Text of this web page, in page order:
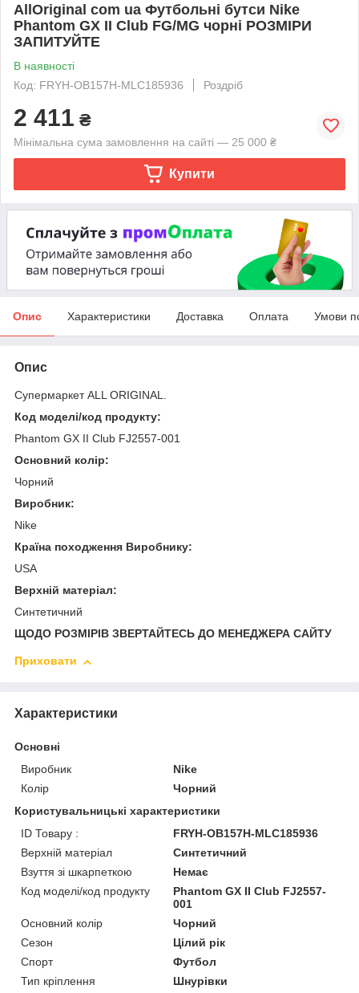
AllOriginal com ua Футбольні бутси Nike
Phantom GX II Club FG/MG чорні РОЗМІРИ
ЗАПИТУЙТЕ
В наявності
Код: FRYH-OB157H-MLC185936
Роздріб
2 411 ₴
Мінімальна сума замовлення на сайті — 25 000 ₴
Купити
Опис Характеристики Доставка Оплата Умови
Опис
Супермаркет ALL ORIGINAL.
Код моделі/код продукту:
Phantom GX II Club FJ2557-001
Основний колір:
Чорний
Виробник:
Nike
Країна походження Виробнику:
USA
Верхній матеріал:
Синтетичний
ЩОДО РОЗМІРІВ ЗВЕРТАЙТЕСЬ ДО МЕНЕДЖЕРА САЙТУ
Приховати
Характеристики
Основні
Виробник
Nike
Колір
Чорний
Користувальницькі характеристики
ID Товару :
FRYH-OB157H-MLC185936
Верхній матеріал
Синтетичний
Взуття зі шкарпеткою
Немає
Код моделі/код продукту
Phantom GX II Club FJ2557-
001
Основний колір
Чорний
Сезон
Цілий рік
Спорт
Футбол
Тип кріплення
Шнурівки